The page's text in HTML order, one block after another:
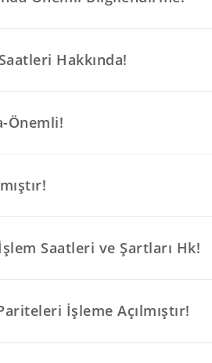
Hakkında!
Önemli!
Saatleri ve Şartları Hk!
İşleme Açılmıştır!